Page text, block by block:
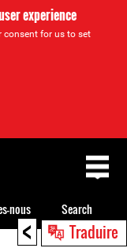
experience
consent for us to set
< Traduire
nous
Search